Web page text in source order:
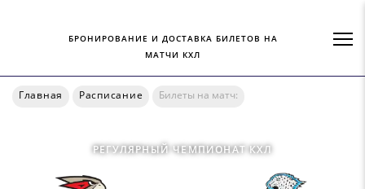
БРОНИРОВАНИЕ И ДОСТАВКА БИЛЕТОВ НА
МАТЧИ КХЛ
Главная Расписание Билеты на матч:
РЕГУЛЯРНЫЙ ЧЕМПИОНАТ КХЛ